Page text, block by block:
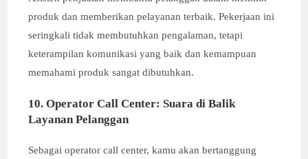
produk dan memberikan pelayanan terbaik. Pekerjaan ini
seringkali tidak membutuhkan pengalaman, tetapi
keterampilan komunikasi yang baik dan kemampuan
memahami produk sangat dibutuhkan.
10. Operator Call Center: Suara di Balik
Layanan Pelanggan
Sebagai operator call center, kamu akan bertanggung